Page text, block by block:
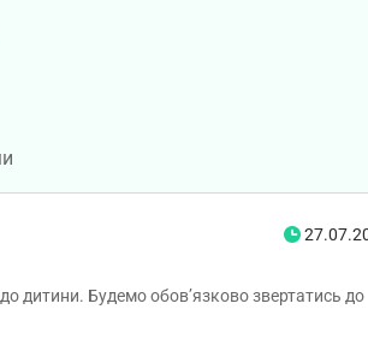
дитини. Будемо обовʼязково звертатись до